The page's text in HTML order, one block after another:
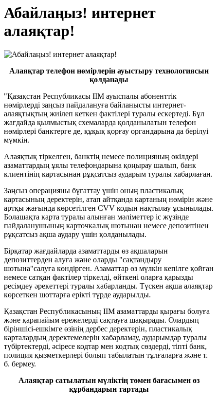
Абайлаңыз! интернет
алаяқтар!
Алаяқтар телефон нөмірлерін ауыстыру технологиясын
қолданады
"Қазақстан Республикасы ІІМ ауыспалы абоненттік
нөмірлерді заңсыз пайдалануға байланысты интернет-
алаяқтықтың жиілеп кеткен фактілері туралы ескертеді. Бұл
жағдайда қылмыстық схемаларда қолданылатын телефон
нөмірлері банктерге де, құқық қорғау органдарына да берілуі
мүмкін.
Алаяқтық тіркелген, банктің немесе полицияның өкілдері
азаматтардың ұялы телефондарына қоңырау шалып, банк
клиентінің картасынан рұқсатсыз аударым туралы хабарлаған.
Заңсыз операцияны бұғаттау үшін оның пластикалық
картасының деректерін, атап айтқанда картаның нөмірін және
артқы жағында көрсетілген CVV кодын нақтылау ұсынылады.
Болашақта карта туралы алынған мәліметтер іс жүзінде
пайдаланушының карточкалық шотынан немесе депозитінен
рұқсатсыз ақша аудару үшін қолданылады.
Бірқатар жағдайларда азаматтарды өз ақшаларын
депозиттерден алуға және оларды "сақтандыру
шотына"салуға көндірген. Азаматтар өз мүлкін кепілге қойған
немесе сатқан фактілер тіркелді, өйткені оларға қарызды
ресімдеу әрекеттері туралы хабарланды. Түскен ақша алаяқтар
көрсеткен шоттарға ерікті түрде аударылды.
Қазақстан Республикасының ІІМ азаматтарды қырағы болуға
және қарапайым ережелерді сақтауға шақырады. Олардың
біріншісі-ешкімге өзінің дербес деректерін, пластикалық
карталардың деректемелерін хабарламау, аударымдар туралы
түбіртектерді, әсіресе кодтар мен кодтық сөздерді, тіпті банк,
полиция қызметкерлері болып табылатын тұлғаларға және т.
б. бермеу.
Алаяқтар сатылатын мүліктің төмен бағасымен өз
құрбандарын тартады